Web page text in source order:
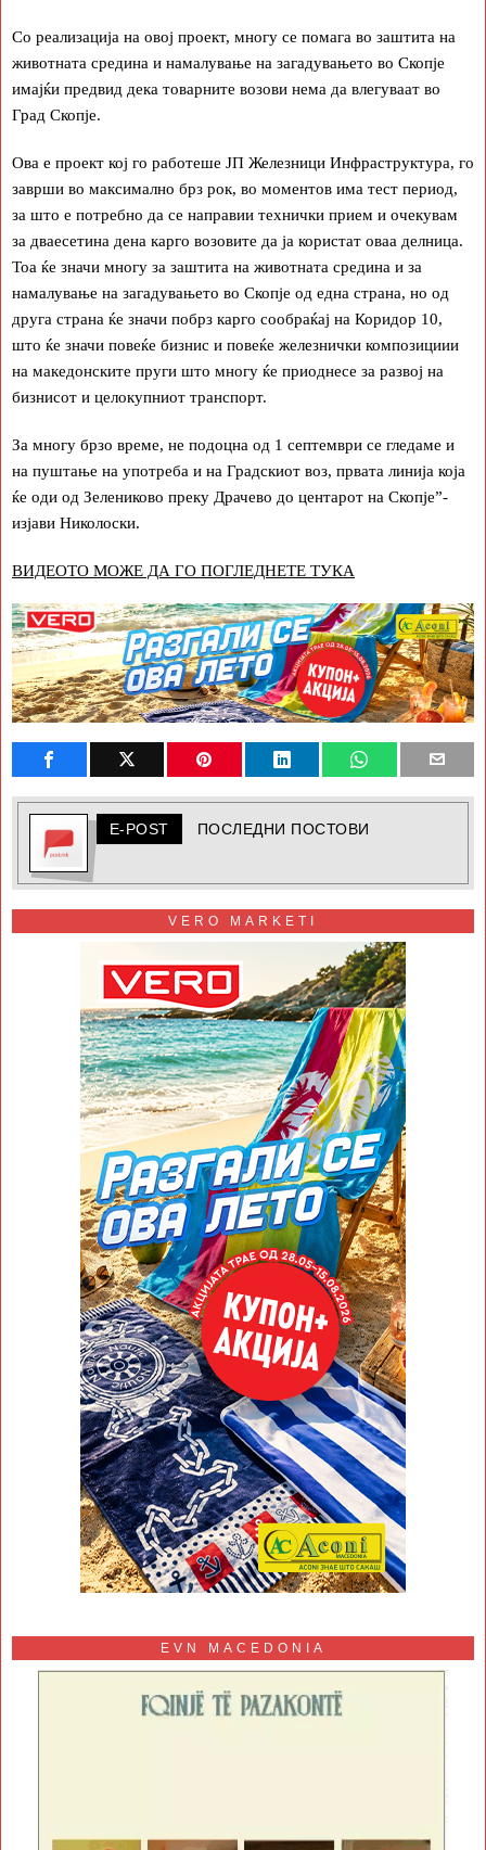
Со реализација на овој проект, многу се помага во заштита на
животната средина и намалување на загадувањето во Скопје
имајќи предвид дека товарните возови нема да влегуваат во
Град Скопје.
Ова е проект кој го работеше ЈП Железници Инфраструктура, го
заврши во максимално брз рок, во моментов има тест период,
за што е потребно да се направии технички прием и очекувам
за дваесетина дена карго возовите да ја користат оваа делница.
Тоа ќе значи многу за заштита на животната средина и за
намалување на загадувањето во Скопје од една страна, но од
друга страна ќе значи побрз карго сообраќај на Коридор 10,
што ќе значи повеќе бизнис и повеќе железнички композициии
на македонските пруги што многу ќе приоднесе за развој на
бизнисот и целокупниот транспорт.
За многу брзо време, не подоцна од 1 септември се гледаме и
на пуштање на употреба и на Градскиот воз, првата линија која
ќе оди од Зелениково преку Драчево до центарот на Скопје”-
изјави Николоски.
ВИДЕОТО МОЖЕ ДА ГО ПОГЛЕДНЕТЕ ТУКА
E-POST ПОСЛЕДНИ ПОСТОВИ
VERO MARKETI
EVN MACEDONIA